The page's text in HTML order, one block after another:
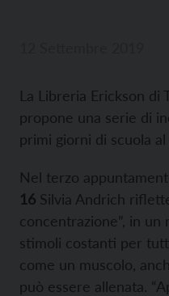
La Libreria Erickson di
propone una serie di
primi giorni di scuola
Nel terzo
16 Silvia Andrich
concentrazione”, in un
stimoli costanti per
come un muscolo,
può essere allenata.